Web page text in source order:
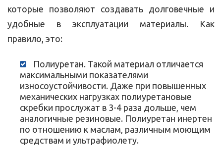
которые позволяют создавать долговечные и
удобные в эксплуатации материалы. Как
правило, это:
Полиуретан. Такой материал отличается
максимальными показателями
износоустойчивости. Даже при повышенных
механических нагрузках полиуретановые
скребки прослужат в 3-4 раза дольше, чем
аналогичные резиновые. Полиуретан инертен
по отношению к маслам, различным моющим
средствам и ультрафиолету.